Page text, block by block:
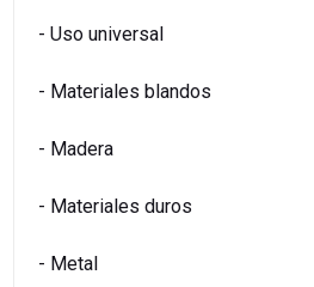
- Uso universal
- Materiales blandos
- Madera
- Materiales duros
- Metal